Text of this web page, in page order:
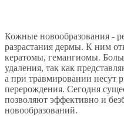
Кожные новообразования -
разрастания дермы. К ним
кератомы, гемангиомы.
удаления, так как
а при травмировании несут
перерождения. Сегодня
позволяют эффективно и
новообразований.